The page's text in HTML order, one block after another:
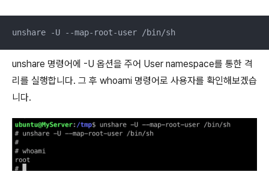
unshare -U --map-root-user /bin/sh
unshare 명령어에 -U 옵션을 주어 User namespace를 통한 격
리를 실행합니다. 그 후 whoami 명령어로 사용자를 확인해보겠습
니다.